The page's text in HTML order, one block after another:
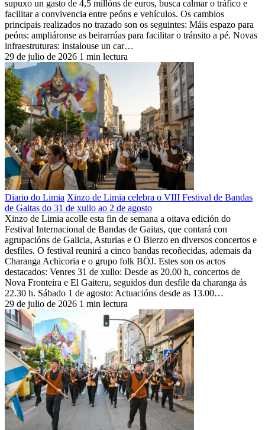
supuxo un gasto de 4,5 millóns de euros, busca calmar o tráfico e
facilitar a convivencia entre peóns e vehículos. Os cambios
principais realizados no trazado son os seguintes: Máis espazo para
peóns: ampliáronse as beirarrúas para facilitar o tránsito a pé. Novas
infraestruturas: instalouse un car…
29 de julio de 2026 1 min lectura
Diario do Limia Xinzo de Limia celebra o VIII Festival de Bandas
de Gaitas do 31 de xullo ao 2 de agosto
Xinzo de Limia acolle esta fin de semana a oitava edición do
Festival Internacional de Bandas de Gaitas, que contará con
agrupacións de Galicia, Asturias e O Bierzo en diversos concertos e
desfiles. O festival reunirá a cinco bandas recoñecidas, ademais da
Charanga Achicoria e o grupo folk BÖJ. Estes son os actos
destacados: Venres 31 de xullo: Desde as 20.00 h, concertos de
Nova Fronteira e El Gaiteru, seguidos dun desfile da charanga ás
22.30 h. Sábado 1 de agosto: Actuacións desde as 13.00…
29 de julio de 2026 1 min lectura